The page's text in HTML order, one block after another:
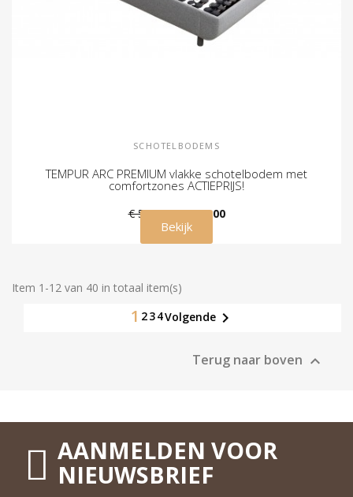
SCHOTELBODEMS
TEMPUR ARC PREMIUM vlakke schotelbodem met
comfortzones ACTIEPRIJS!
€ 549,00 € 445,00
Bekijk
Item 1-12 van 40 in totaal item(s)
1 234Volgende
Terug naar boven 
AANMELDEN VOOR
NIEUWSBRIEF